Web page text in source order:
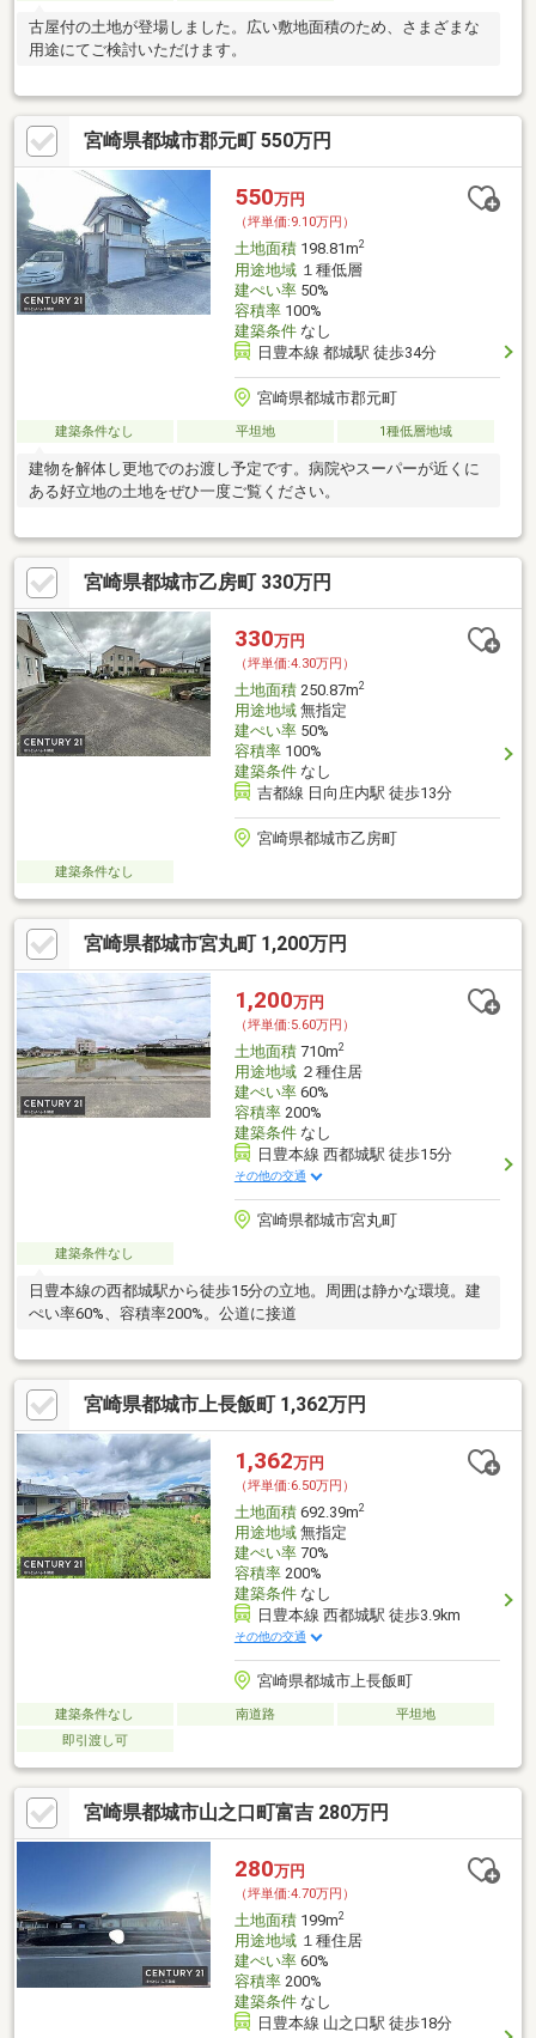
古屋付の土地が登場しました。広い敷地面積のため、さまざまな
用途にてご検討いただけます。
宮崎県都城市郡元町 550万円
550万円
（坪単価:9.10万円）
土地面積198.81m2
用途地域１種低層
建ぺい率50%
容積率100%
建築条件なし
日豊本線 都城駅 徒歩34分
宮崎県都城市郡元町
建築条件なし 平坦地 1種低層地域
建物を解体し更地でのお渡し予定です。病院やスーパーが近くに
ある好立地の土地をぜひ一度ご覧ください。
宮崎県都城市乙房町 330万円
330万円
（坪単価:4.30万円）
土地面積250.87m2
用途地域無指定
建ぺい率50%
容積率100%
建築条件なし
吉都線 日向庄内駅 徒歩13分
宮崎県都城市乙房町
建築条件なし
宮崎県都城市宮丸町 1,200万円
1,200万円
（坪単価:5.60万円）
土地面積710m2
用途地域２種住居
建ぺい率60%
容積率200%
建築条件なし
日豊本線 西都城駅 徒歩15分
その他の交通
宮崎県都城市宮丸町
建築条件なし
日豊本線の西都城駅から徒歩15分の立地。周囲は静かな環境。建
ぺい率60%、容積率200%。公道に接道
宮崎県都城市上長飯町 1,362万円
1,362万円
（坪単価:6.50万円）
土地面積692.39m2
用途地域無指定
建ぺい率70%
容積率200%
建築条件なし
日豊本線 西都城駅 徒歩3.9km
その他の交通
宮崎県都城市上長飯町
建築条件なし 南道路
平坦地
即引渡し可
宮崎県都城市山之口町富吉 280万円
280万円
（坪単価:4.70万円）
土地面積199m2
用途地域１種住居
建ぺい率60%
容積率200%
建築条件なし
日豊本線 山之口駅 徒歩18分